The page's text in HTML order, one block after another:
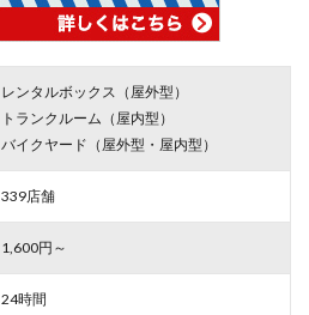
レンタルボックス（屋外型）
トランクルーム（屋内型）
バイクヤード（屋外型・屋内型）
339店舗
1,600円～
24時間